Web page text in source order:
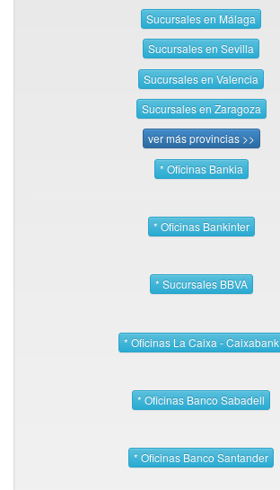
Sucursales en Málaga
Sucursales en Sevilla
Sucursales en Valencia
Sucursales en Zaragoza
ver más provincias >>
* Oficinas Bankia
* Oficinas Bankinter
* Sucursales BBVA
* Oficinas La Caixa - Caixabank
* Oficinas Banco Sabadell
* Oficinas Banco Santander